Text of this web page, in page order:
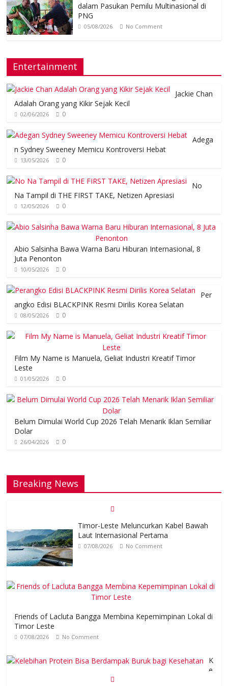
dalam Pasukan Pemilu Multinasional di
PNG
05/08/2026 No Comment
Entertainment
Jackie Chan
Adalah Orang yang Kikir Sejak Kecil
02/06/2026 0
Adega
n Sydney Sweeney Memicu Kontroversi Hebat
13/05/2026 0
No
Na Tampil di THE FIRST TAKE, Netizen Apresiasi
12/05/2026 0
Abio Salsinha Bawa Warna Baru Hiburan Internasional, 8
Juta Penonton
10/05/2026 0
Per
angko Edisi BLACKPINK Resmi Dirilis Korea Selatan
08/05/2026 0
Film My Name is Manuela, Geliat Industri Kreatif Timor
Leste
01/05/2026 0
Belum Dimulai World Cup 2026 Telah Menarik Iklan Semiliar
Dolar
26/04/2026 0
Breaking News
Timor-Leste Meluncurkan Kabel Bawah
Laut Internasional Pertama
07/08/2026 No Comment
Friends of Lacluta Bangga Membina Kepemimpinan Lokal di
Timor Leste
07/08/2026 No Comment
K
e